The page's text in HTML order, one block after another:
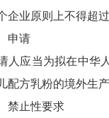
业原则上不得超过
请
应当为拟在中华人
配方乳粉的境外生产
止性要求